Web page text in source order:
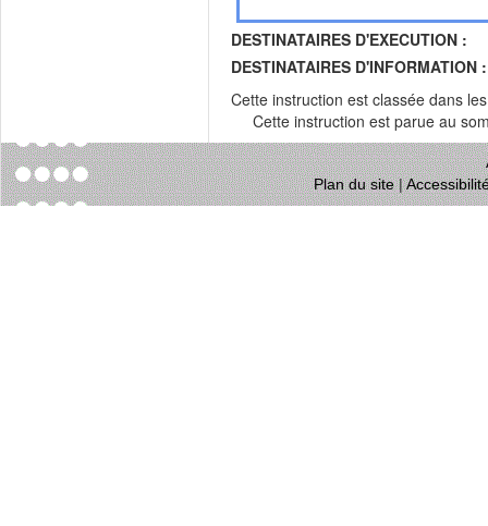
DESTINATAIRES D'EXECUTION :
DESTINATAIRES D'INFORMATION :
Cette instruction est classée dans
Cette instruction est parue au
Plan du site|